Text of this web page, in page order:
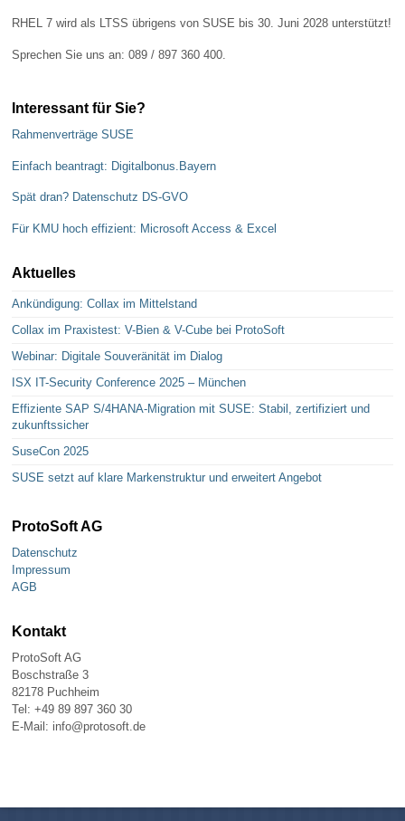
RHEL 7 wird als LTSS übrigens von SUSE bis 30. Juni 2028 unterstützt!
Sprechen Sie uns an: 089 / 897 360 400.
Interessant für Sie?
Rahmenverträge SUSE
Einfach beantragt: Digitalbonus.Bayern
Spät dran? Datenschutz DS-GVO
Für KMU hoch effizient: Microsoft Access & Excel
Aktuelles
Ankündigung: Collax im Mittelstand
Collax im Praxistest: V-Bien & V-Cube bei ProtoSoft
Webinar: Digitale Souveränität im Dialog
ISX IT-Security Conference 2025 – München
Effiziente SAP S/4HANA-Migration mit SUSE: Stabil, zertifiziert und
zukunftssicher
SuseCon 2025
SUSE setzt auf klare Markenstruktur und erweitert Angebot
ProtoSoft AG
Datenschutz
Impressum
AGB
Kontakt
ProtoSoft AG
Boschstraße 3
82178 Puchheim
Tel: +49 89 897 360 30
E-Mail: info@protosoft.de